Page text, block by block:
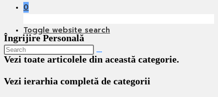
0
Toggle website search
Îngrijire Personală
Vezi toate articolele din această categorie.
Vezi ierarhia completă de categorii